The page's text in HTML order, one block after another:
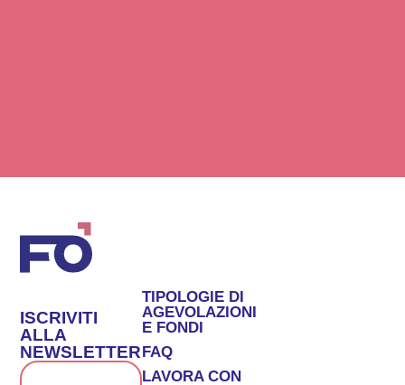
TIPOLOGIE DI
AGEVOLAZIONI
E FONDI
FAQ
LAVORA CON
ISCRIVITI
ALLA
NEWSLETTER